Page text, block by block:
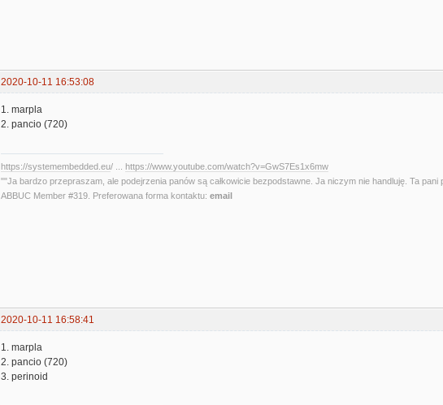
2020-10-11 16:53:08
1. marpla
2. pancio (720)
https://systemembedded.eu/ ... https://www.youtube.com/watch?v=GwS7Es1x6mw
""Ja bardzo przepraszam, ale podejrzenia panów są całkowicie bezpodstawne. Ja niczym nie handluję. Ta
ABBUC Member #319. Preferowana forma kontaktu: email
2020-10-11 16:58:41
1. marpla
2. pancio (720)
3. perinoid